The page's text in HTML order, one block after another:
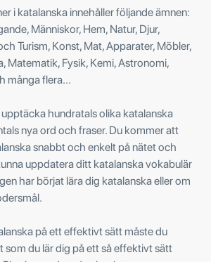
i katalanska innehåller följande ämnen:
Människor, Hem, Natur, Djur,
Turism, Konst, Mat, Apparater, Möbler,
Matematik, Fysik, Kemi, Astronomi,
många flera...
hundratals olika katalanska
nya ord och fraser. Du kommer att
snabbt och enkelt på nätet och
uppdatera ditt katalanska vokabulär
har börjat lära dig katalanska eller om
på ett effektivt sätt måste du
som du lär dig på ett så effektivt sätt